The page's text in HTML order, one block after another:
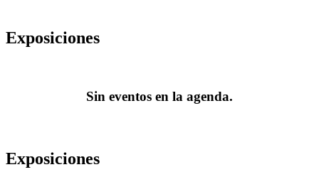
Exposiciones
Sin eventos en la agenda.
Exposiciones